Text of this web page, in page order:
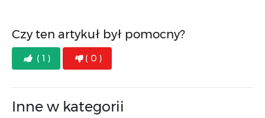
Czy ten artykuł był pomocny?
( 1 ) ( 0 )
Inne w kategorii